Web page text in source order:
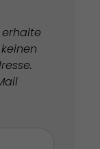
erhalte